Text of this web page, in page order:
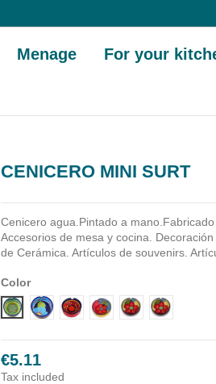
Menage For your
CENICERO MINI SURT
Cenicero agua.Pintado a mano.Fabricado
Accesorios de mesa y cocina.
de Cerámica. Artículos de souvenirs.
Color
Diseño 1Diseño 2Diseño 3Diseño 4Diseño 5Diseño 6
€5.11
Tax included